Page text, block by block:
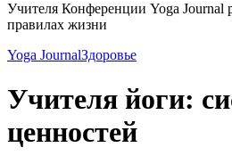
Учителя Конференции Yoga Journal
правилах жизни
Yoga JournalЗдоровье
Учителя йоги:
ценностей